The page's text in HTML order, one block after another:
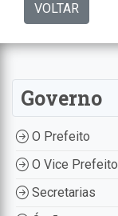
VOLTAR
Governo
O Prefeito
O Vice Prefeito
Secretarias